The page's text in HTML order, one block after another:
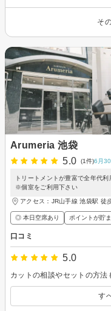
そ
Arumeria 池袋
5.0
(1件)6月
トリートメントが豊富で全年代
※個室をご利用下さい
アクセス：JR山手線 池袋駅 徒
◎ 本日空席あり ポイントが貯
口コミ
5.0
す